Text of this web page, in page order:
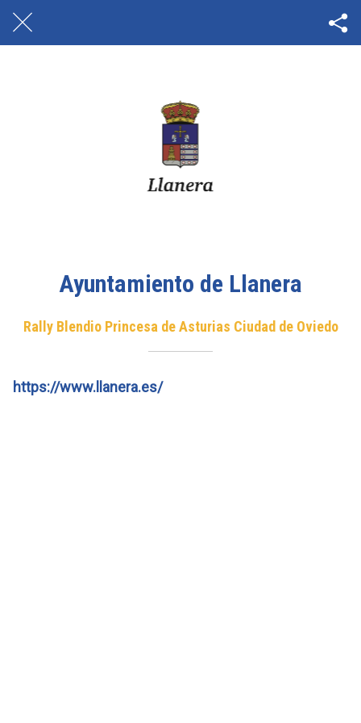
Ayuntamiento de Llanera
Rally Blendio Princesa de Asturias Ciudad de Oviedo
https://www.llanera.es/